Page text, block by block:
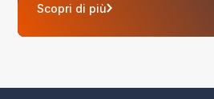
Scopri di più